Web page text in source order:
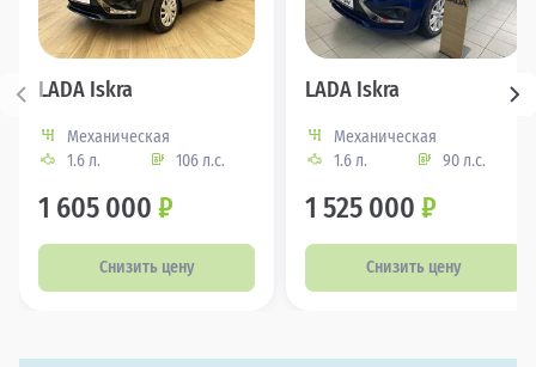
LADA Iskra
Механическая
1.6 л.
106 л.с.
1 605 000 ₽
Снизить цену
LADA Iskra
Механическая
1.6 л.
90 л.с.
1 525 000 ₽
Снизить цену